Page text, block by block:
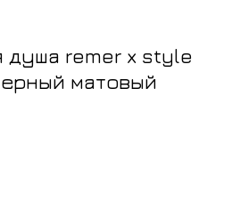
душа remer x style
матовый